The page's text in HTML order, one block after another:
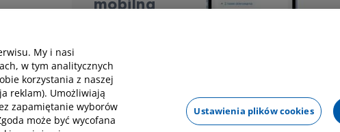
mobilną
My i nasi
w tym analitycznych
korzystania z naszej
reklam). Umożliwiają
zapamiętanie wyborów
może być wycofana
Ustawienia plików cookies